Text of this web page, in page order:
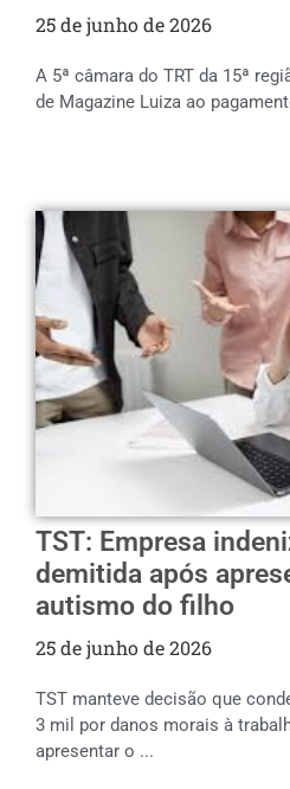
25 de junho de 2026
A 5ª câmara do TRT da 15ª
de Magazine Luiza ao
TST: Empresa
demitida após
autismo do filho
25 de junho de 2026
TST manteve decisão que
3 mil por danos morais à
apresentar o ...